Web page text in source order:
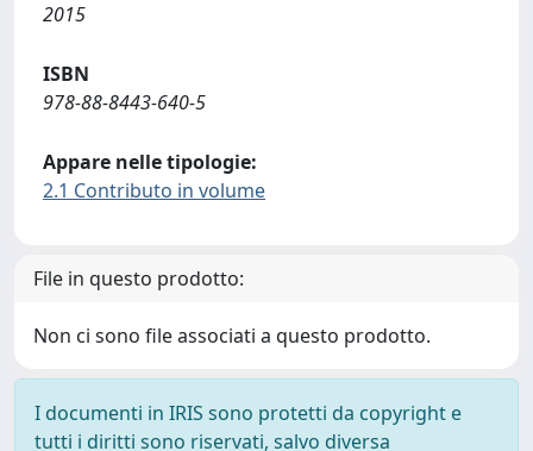
2015
ISBN
978-88-8443-640-5
Appare nelle tipologie:
2.1 Contributo in volume
File in questo prodotto:
Non ci sono file associati a questo prodotto.
I documenti in IRIS sono protetti da copyright e
tutti i diritti sono riservati, salvo diversa